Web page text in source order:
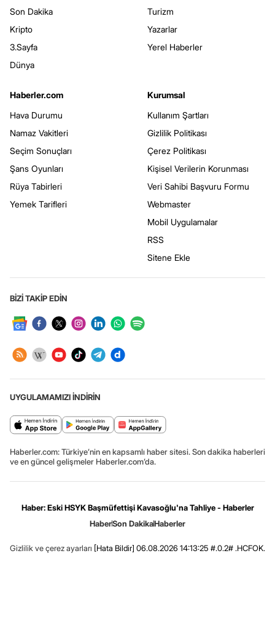
Son Dakika
Kripto
3.Sayfa
Dünya
Turizm
Yazarlar
Yerel Haberler
Haberler.com
Hava Durumu
Namaz Vakitleri
Seçim Sonuçları
Şans Oyunları
Rüya Tabirleri
Yemek Tarifleri
Kurumsal
Kullanım Şartları
Gizlilik Politikası
Çerez Politikası
Kişisel Verilerin Korunması
Veri Sahibi Başvuru Formu
Webmaster
Mobil Uygulamalar
RSS
Sitene Ekle
BİZİ TAKİP EDİN
UYGULAMAMIZI İNDİRİN
Haberler.com: Türkiye’nin en kapsamlı haber sitesi. Son dakika haberleri
ve en güncel gelişmeler Haberler.com’da.
Haber: Eski HSYK Başmüfettişi Kavasoğlu'na Tahliye - Haberler
HaberSon DakikaHaberler
Gizlilik ve çerez ayarları [Hata Bildir] 06.08.2026 14:13:25 #.0.2# .HCFOK.